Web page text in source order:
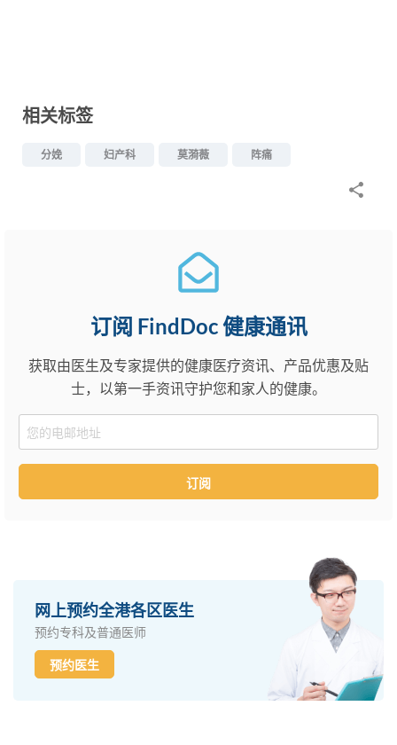
相关标签
分娩 妇产科 莫漪薇 阵痛
订阅 FindDoc 健康通讯
获取由医生及专家提供的健康医疗资讯、产品优惠及贴
士，以第一手资讯守护您和家人的健康。
Email
订阅
网上预约全港各区医生
预约专科及普通医师
预约医生